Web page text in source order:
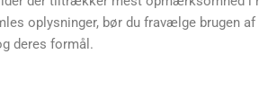
oplysninger, bør du fravælge brugen
deres formål.